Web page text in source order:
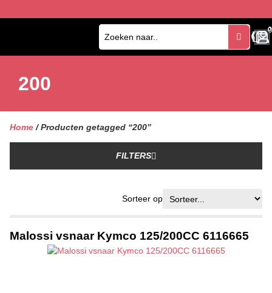
0
0
200
Home / Producten getagged “200”
FILTERS
Sorteer op
Malossi vsnaar Kymco 125/200CC 6116665